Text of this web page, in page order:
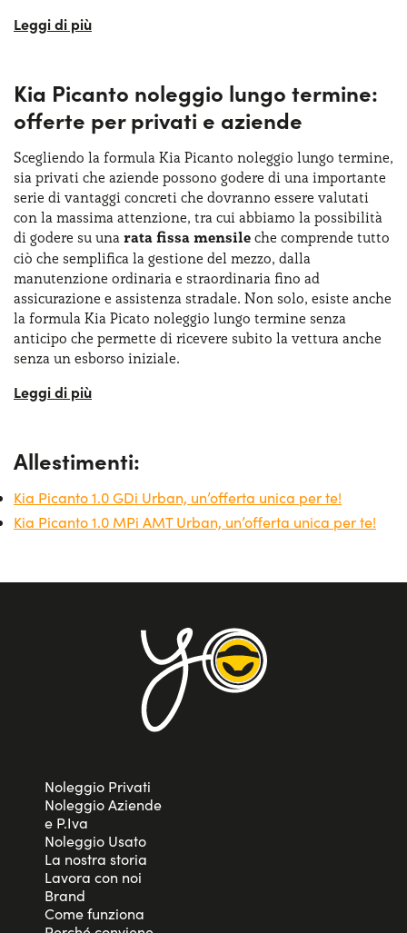
Quanti vogliono una guida decisamente più brillante,
79cv e coppia superiore, rappresentando così una garanzia
di maggiore reattività e uno sprint più deciso. Entrambi i
motori trasmettono la potenza alle ruote anteriori e
possono essere abbinati a un cambio manuale a cinque
marce oppure a un cambio manuale automatizzato (AMT)
che risulta perfetto per la guida cittadina. Questa
combinazione di motorizzazioni rende la Picanto unacity
car versatile
, capace di soddisfare tanto chi cerca un’auto
economica e pratica quanto chi desidera un po’ più di brio
e comfort nei tragitti quotidiani. Per quanto riguarda i
consumi, i due motori della Picanto promettono consumi
contenuti, con 5,1l/100km per la 1.0 e 5,2l/100 km per la
1.2.
Kia Picanto noleggio lungo termine:
offerte per privati e aziende
Scegliendo la formula Kia Picanto noleggio lungo termine,
sia privati che aziende possono godere di una importante
serie di vantaggi concreti che dovranno essere valutati
con la massima attenzione, tra cui abbiamo la possibilità
di godere su una rata fissa mensile che comprende tutto
ciò che semplifica la gestione del mezzo, dalla
manutenzione ordinaria e straordinaria fino ad
assicurazione e assistenza stradale. Non solo, esiste anche
la formula Kia Picato noleggio lungo termine senza
anticipo che permette di ricevere subito la vettura anche
senza un esborso iniziale.
Grazie alle offerte
riguarda chilometraggio e durata. Per privati, la Picanto è
famiglia, grazie ai costi contenuti e alla praticità d’uso. Per
le aziende, è una scelta perfetta per flotte dedicate alla
mobilità urbana di dipendenti, rappresentanti o servizi di
flessibilità. Al termine del contratto di noleggio si potrà
decidere nella massima libertà se restituire la vettura a
noleggio o se rinnovare il contratto, il tutto con la
sicurezza che non vi saranno vincoli all’acquisto o costi
Allestimenti:
Kia Picanto 1.0 GDi Urban, un’offerta unica per te!
Kia Picanto 1.0 MPi AMT Urban, un’offerta unica per te!
Noleggio Privati
Noleggio Aziende
e P.Iva
Noleggio Usato
La nostra storia
Lavora con noi
Brand
Come funziona